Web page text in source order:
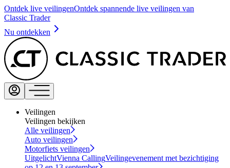
Ontdek live veilingenOntdek spannende live veilingen van
Classic Trader
Nu ontdekken
Veilingen
Veilingen bekijken
Alle veilingen
Auto veilingen
Motorfiets veilingen
UitgelichtVienna CallingVeilingevenement met bezichtiging